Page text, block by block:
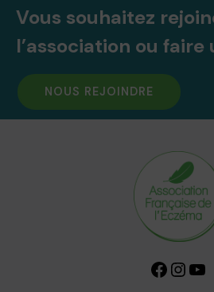
Vous souhaitez
l’association ou faire
NOUS REJOINDRE
Facebook InstagramYouTube